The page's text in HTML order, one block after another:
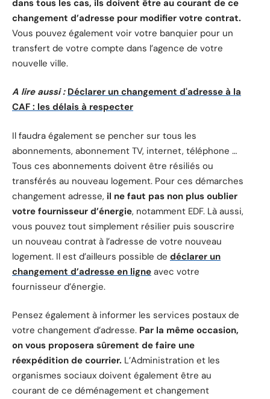
dans tous les cas, ils doivent être au courant de ce
changement d’adresse pour modifier votre contrat.
Vous pouvez également voir votre banquier pour un
transfert de votre compte dans l’agence de votre
nouvelle ville.
A lire aussi : Déclarer un changement d'adresse à la
CAF : les délais à respecter
Il faudra également se pencher sur tous les
abonnements, abonnement TV, internet, téléphone …
Tous ces abonnements doivent être résiliés ou
transférés au nouveau logement. Pour ces démarches
changement adresse, il ne faut pas non plus oublier
votre fournisseur d’énergie, notamment EDF. Là aussi,
vous pouvez tout simplement résilier puis souscrire
un nouveau contrat à l’adresse de votre nouveau
logement. Il est d’ailleurs possible de déclarer un
changement d’adresse en ligne avec votre
fournisseur d’énergie.
Pensez également à informer les services postaux de
votre changement d’adresse. Par la même occasion,
on vous proposera sûrement de faire une
réexpédition de courrier. L’Administration et les
organismes sociaux doivent également être au
courant de ce déménagement et changement